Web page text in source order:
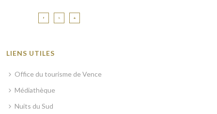
LIENS UTILES
Office du tourisme de Vence
Médiathèque
Nuits du Sud